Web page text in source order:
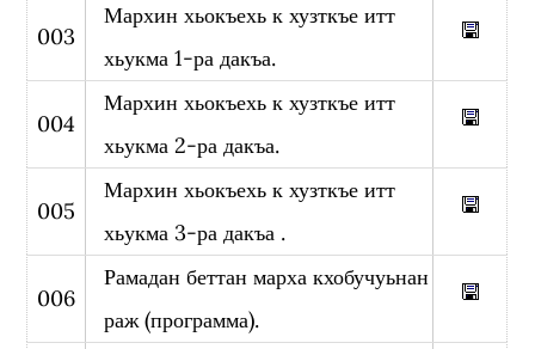
003
Мархин хьокъехь к хузткъе итт
хьукма 1-ра дакъа.
004
Мархин хьокъехь к хузткъе итт
хьукма 2-ра дакъа.
005
Мархин хьокъехь к хузткъе итт
хьукма 3-ра дакъа .
006
Рамадан беттан марха кхобучуьнан
раж (программа).